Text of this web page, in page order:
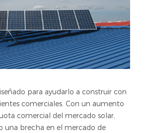
para ayudarlo a construir con
comerciales. Con un aumento
comercial del mercado solar,
una brecha en el mercado de